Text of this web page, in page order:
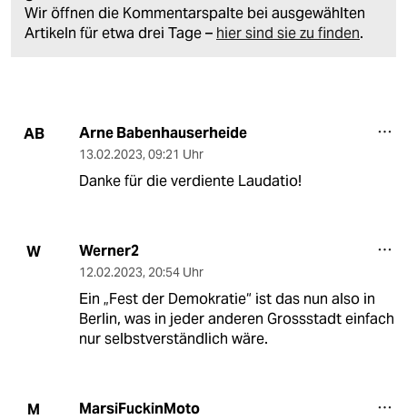
Wir öffnen die Kommentarspalte bei ausgewählten
Artikeln für etwa drei Tage – hier sind sie zu finden.
AB Arne Babenhauserheide
13.02.2023, 09:21 Uhr
Danke für die verdiente Laudatio!
W Werner2
12.02.2023, 20:54 Uhr
Ein „Fest der Demokratie“ ist das nun also in
Berlin, was in jeder anderen Grossstadt einfach
nur selbstverständlich wäre.
M MarsiFuckinMoto